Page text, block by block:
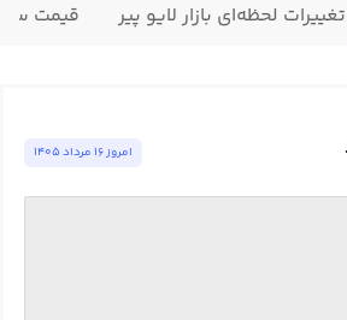
تغییرات لحظه‌ای بازار لایو پیر قیمت
امروز ١٦ مرداد ١٤٠٥